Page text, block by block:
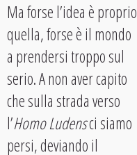
Ma forse l’idea è proprio
quella, forse è il mondo
a prendersi troppo sul
serio. A non aver capito
che sulla strada verso
l’Homo Ludensci siamo
persi, deviando il